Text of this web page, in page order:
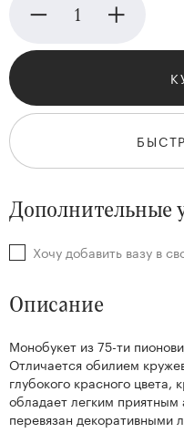
Kenzan
Collection
Дополнительные
Хочу добавить вазу в
Описание
Монобукет из 75-ти
Отличается обилием
глубокого красного
обладает легким
перевязан декоративными